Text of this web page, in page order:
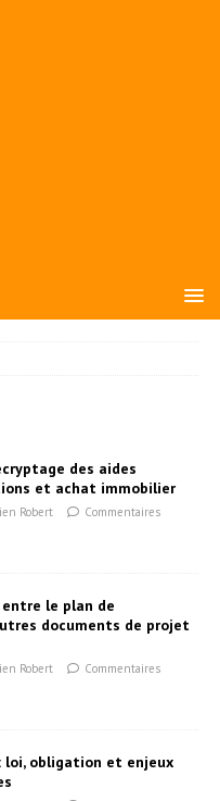
des aides
et achat immobilier
Robert
Commentaires
le plan de
documents de projet
Robert
Commentaires
obligation et enjeux